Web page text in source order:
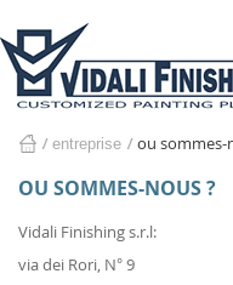
home
entreprise ou sommes-
OU SOMMES-NOUS ?
Vidali Finishing s.r.l:
via dei Rori, N° 9